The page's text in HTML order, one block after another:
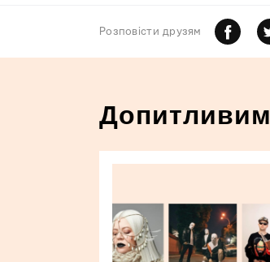
Розповiсти друзям
Допитливим